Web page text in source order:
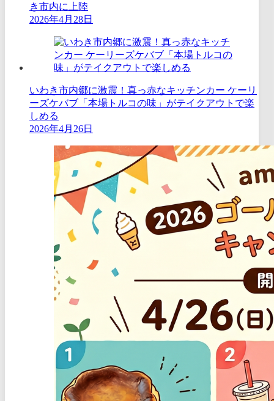
き市内に上陸
2026年4月28日
いわき市内郷に激震！真っ赤なキッチンカー ケーリ
ーズケバブ「本場トルコの味」がテイクアウトで楽
しめる
2026年4月26日